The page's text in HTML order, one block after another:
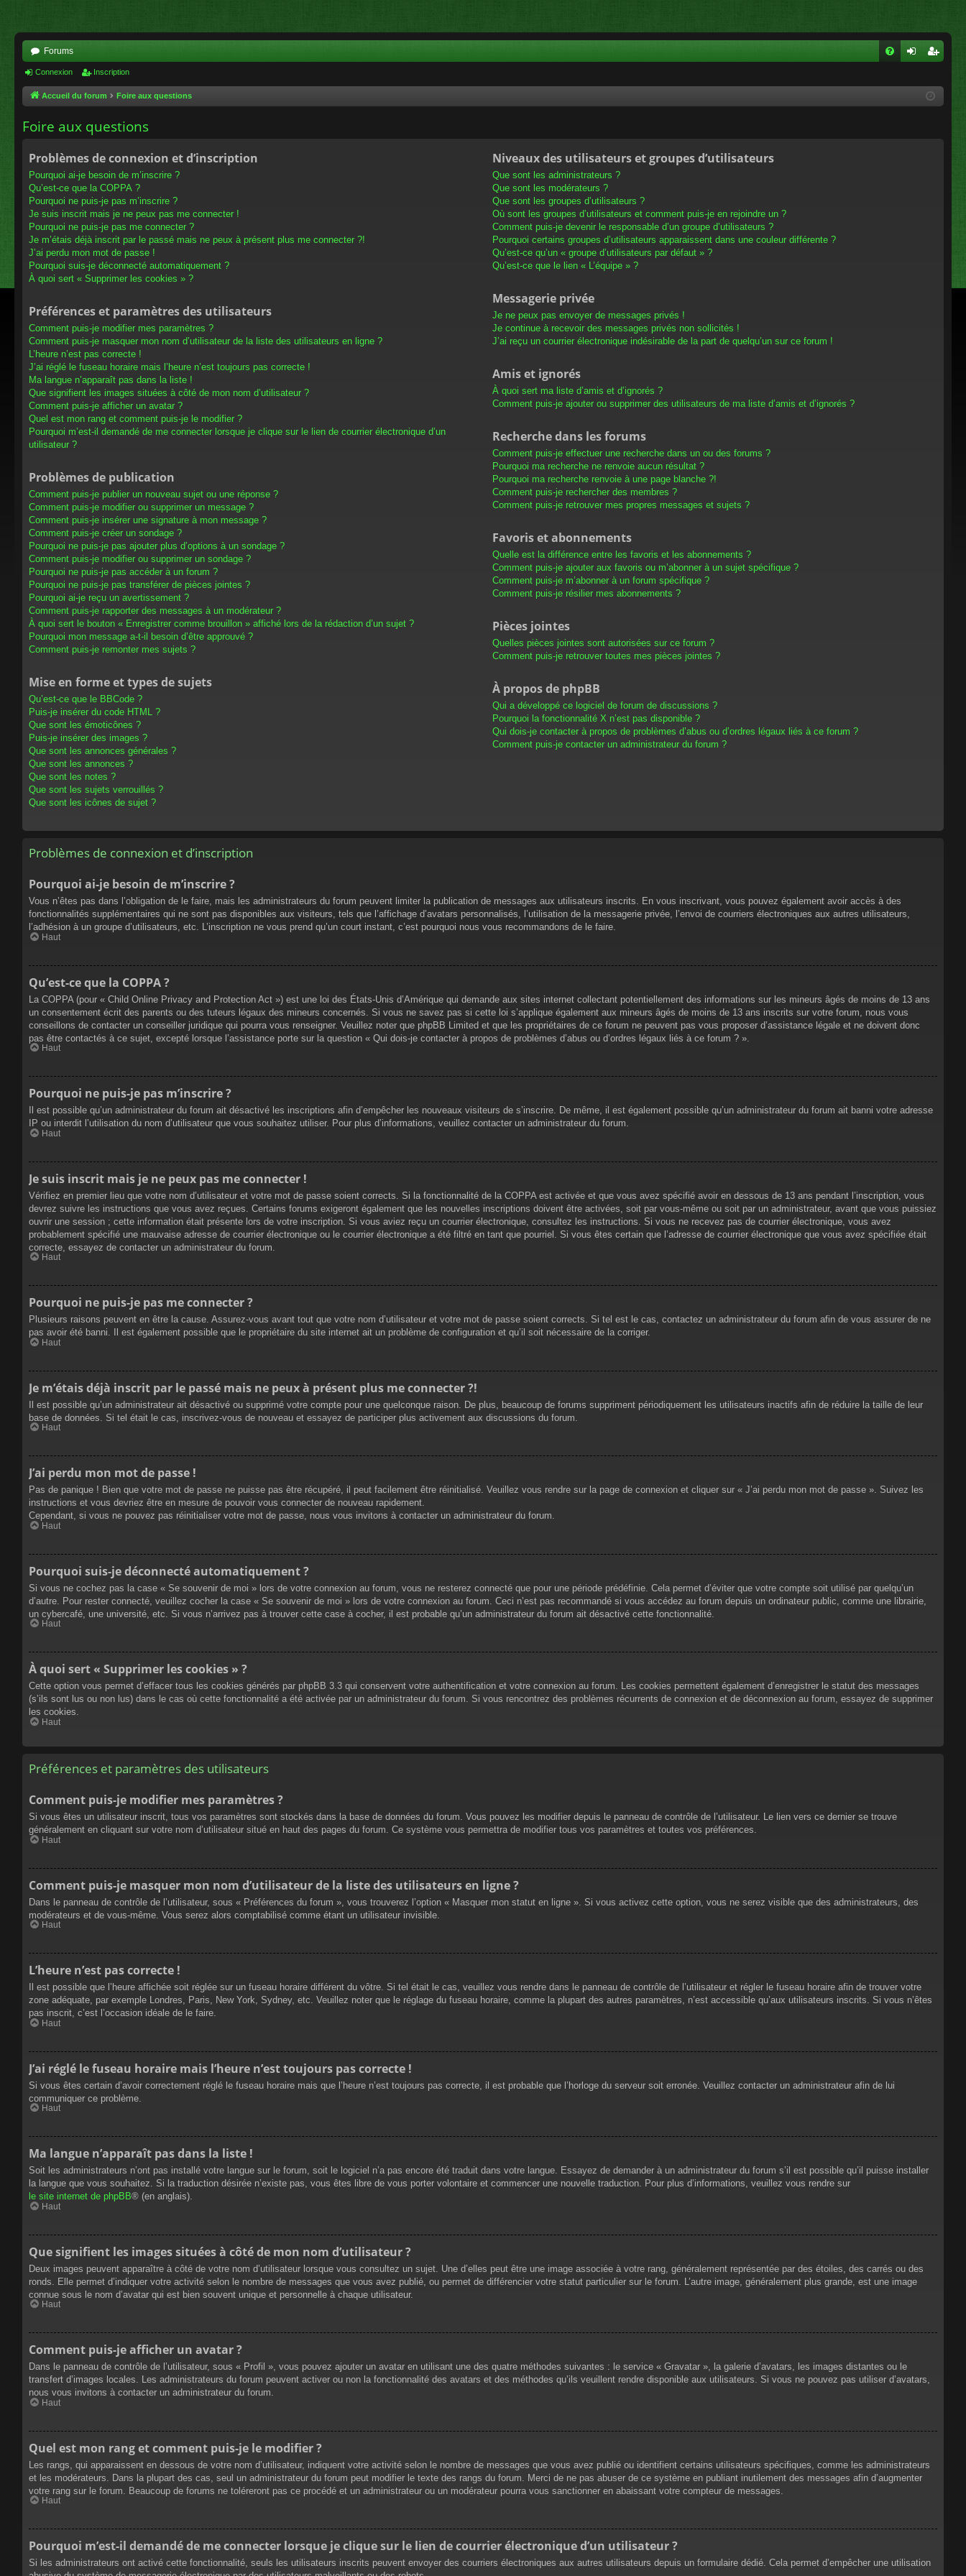
Forums
cri
Connexion Inscription
Accueil du forum Foire aux questions
Foire aux questions
Problèmes de connexion et d’inscription
Pourquoi ai-je besoin de m’inscrire ?
Qu’est-ce que la COPPA ?
Pourquoi ne puis-je pas m’inscrire ?
Je suis inscrit mais je ne peux pas me connecter !
Pourquoi ne puis-je pas me connecter ?
Je m’étais déjà inscrit par le passé mais ne peux à présent plus me connecter ?!
J’ai perdu mon mot de passe !
Pourquoi suis-je déconnecté automatiquement ?
À quoi sert « Supprimer les cookies » ?
Préférences et paramètres des utilisateurs
Comment puis-je modifier mes paramètres ?
Comment puis-je masquer mon nom d’utilisateur de la liste des utilisateurs en ligne ?
L’heure n’est pas correcte !
J’ai réglé le fuseau horaire mais l’heure n’est toujours pas correcte !
Ma langue n’apparaît pas dans la liste !
Que signifient les images situées à côté de mon nom d’utilisateur ?
Comment puis-je afficher un avatar ?
Quel est mon rang et comment puis-je le modifier ?
Pourquoi m’est-il demandé de me connecter lorsque je clique sur le lien de courrier électronique d’un
utilisateur ?
Problèmes de publication
Comment puis-je publier un nouveau sujet ou une réponse ?
Comment puis-je modifier ou supprimer un message ?
Comment puis-je insérer une signature à mon message ?
Comment puis-je créer un sondage ?
Pourquoi ne puis-je pas ajouter plus d’options à un sondage ?
Comment puis-je modifier ou supprimer un sondage ?
Pourquoi ne puis-je pas accéder à un forum ?
Pourquoi ne puis-je pas transférer de pièces jointes ?
Pourquoi ai-je reçu un avertissement ?
Comment puis-je rapporter des messages à un modérateur ?
À quoi sert le bouton « Enregistrer comme brouillon » affiché lors de la rédaction d’un sujet ?
Pourquoi mon message a-t-il besoin d’être approuvé ?
Comment puis-je remonter mes sujets ?
Mise en forme et types de sujets
Qu’est-ce que le BBCode ?
Puis-je insérer du code HTML ?
Que sont les émoticônes ?
Puis-je insérer des images ?
Que sont les annonces générales ?
Que sont les annonces ?
Que sont les notes ?
Que sont les sujets verrouillés ?
Que sont les icônes de sujet ?
Niveaux des utilisateurs et groupes d’utilisateurs
Que sont les administrateurs ?
Que sont les modérateurs ?
Que sont les groupes d’utilisateurs ?
Où sont les groupes d’utilisateurs et comment puis-je en rejoindre un ?
Comment puis-je devenir le responsable d’un groupe d’utilisateurs ?
Pourquoi certains groupes d’utilisateurs apparaissent dans une couleur différente ?
Qu’est-ce qu’un « groupe d’utilisateurs par défaut » ?
Qu’est-ce que le lien « L’équipe » ?
Messagerie privée
Je ne peux pas envoyer de messages privés !
Je continue à recevoir des messages privés non sollicités !
J’ai reçu un courrier électronique indésirable de la part de quelqu’un sur ce forum !
Amis et ignorés
À quoi sert ma liste d’amis et d’ignorés ?
Comment puis-je ajouter ou supprimer des utilisateurs de ma liste d’amis et d’ignorés ?
Recherche dans les forums
Comment puis-je effectuer une recherche dans un ou des forums ?
Pourquoi ma recherche ne renvoie aucun résultat ?
Pourquoi ma recherche renvoie à une page blanche ?!
Comment puis-je rechercher des membres ?
Comment puis-je retrouver mes propres messages et sujets ?
Favoris et abonnements
Quelle est la différence entre les favoris et les abonnements ?
Comment puis-je ajouter aux favoris ou m’abonner à un sujet spécifique ?
Comment puis-je m’abonner à un forum spécifique ?
Comment puis-je résilier mes abonnements ?
Pièces jointes
Quelles pièces jointes sont autorisées sur ce forum ?
Comment puis-je retrouver toutes mes pièces jointes ?
À propos de phpBB
Qui a développé ce logiciel de forum de discussions ?
Pourquoi la fonctionnalité X n’est pas disponible ?
Qui dois-je contacter à propos de problèmes d’abus ou d’ordres légaux liés à ce forum ?
Comment puis-je contacter un administrateur du forum ?
Problèmes de connexion et d’inscription
Pourquoi ai-je besoin de m’inscrire ?
Vous n’êtes pas dans l’obligation de le faire, mais les administrateurs du forum peuvent limiter la publication de messages aux utilisateurs inscrits. En vous inscrivant, vous pouvez également avoir accès à des
fonctionnalités supplémentaires qui ne sont pas disponibles aux visiteurs, tels que l’affichage d’avatars personnalisés, l’utilisation de la messagerie privée, l’envoi de courriers électroniques aux autres utilisateurs,
l’adhésion à un groupe d’utilisateurs, etc. L’inscription ne vous prend qu’un court instant, c’est pourquoi nous vous recommandons de le faire.
Haut
Qu’est-ce que la COPPA ?
La COPPA (pour « Child Online Privacy and Protection Act ») est une loi des États-Unis d’Amérique qui demande aux sites internet collectant potentiellement des informations sur les mineurs âgés de moins de 13 ans
un consentement écrit des parents ou des tuteurs légaux des mineurs concernés. Si vous ne savez pas si cette loi s’applique également aux mineurs âgés de moins de 13 ans inscrits sur votre forum, nous vous
conseillons de contacter un conseiller juridique qui pourra vous renseigner. Veuillez noter que phpBB Limited et que les propriétaires de ce forum ne peuvent pas vous proposer d’assistance légale et ne doivent donc
pas être contactés à ce sujet, excepté lorsque l’assistance porte sur la question « Qui dois-je contacter à propos de problèmes d’abus ou d’ordres légaux liés à ce forum ? ».
Haut
Pourquoi ne puis-je pas m’inscrire ?
Il est possible qu’un administrateur du forum ait désactivé les inscriptions afin d’empêcher les nouveaux visiteurs de s’inscrire. De même, il est également possible qu’un administrateur du forum ait banni votre adresse
IP ou interdit l’utilisation du nom d’utilisateur que vous souhaitez utiliser. Pour plus d’informations, veuillez contacter un administrateur du forum.
Haut
Je suis inscrit mais je ne peux pas me connecter !
Vérifiez en premier lieu que votre nom d’utilisateur et votre mot de passe soient corrects. Si la fonctionnalité de la COPPA est activée et que vous avez spécifié avoir en dessous de 13 ans pendant l’inscription, vous
devrez suivre les instructions que vous avez reçues. Certains forums exigeront également que les nouvelles inscriptions doivent être activées, soit par vous-même ou soit par un administrateur, avant que vous puissiez
ouvrir une session ; cette information était présente lors de votre inscription. Si vous aviez reçu un courrier électronique, consultez les instructions. Si vous ne recevez pas de courrier électronique, vous avez
probablement spécifié une mauvaise adresse de courrier électronique ou le courrier électronique a été filtré en tant que pourriel. Si vous êtes certain que l’adresse de courrier électronique que vous avez spécifiée était
correcte, essayez de contacter un administrateur du forum.
Haut
Pourquoi ne puis-je pas me connecter ?
Plusieurs raisons peuvent en être la cause. Assurez-vous avant tout que votre nom d’utilisateur et votre mot de passe soient corrects. Si tel est le cas, contactez un administrateur du forum afin de vous assurer de ne
pas avoir été banni. Il est également possible que le propriétaire du site internet ait un problème de configuration et qu’il soit nécessaire de la corriger.
Haut
Je m’étais déjà inscrit par le passé mais ne peux à présent plus me connecter ?!
Il est possible qu’un administrateur ait désactivé ou supprimé votre compte pour une quelconque raison. De plus, beaucoup de forums suppriment périodiquement les utilisateurs inactifs afin de réduire la taille de leur
base de données. Si tel était le cas, inscrivez-vous de nouveau et essayez de participer plus activement aux discussions du forum.
Haut
J’ai perdu mon mot de passe !
Pas de panique ! Bien que votre mot de passe ne puisse pas être récupéré, il peut facilement être réinitialisé. Veuillez vous rendre sur la page de connexion et cliquer sur « J’ai perdu mon mot de passe ». Suivez les
instructions et vous devriez être en mesure de pouvoir vous connecter de nouveau rapidement.
Cependant, si vous ne pouvez pas réinitialiser votre mot de passe, nous vous invitons à contacter un administrateur du forum.
Haut
Pourquoi suis-je déconnecté automatiquement ?
Si vous ne cochez pas la case « Se souvenir de moi » lors de votre connexion au forum, vous ne resterez connecté que pour une période prédéfinie. Cela permet d’éviter que votre compte soit utilisé par quelqu’un
d’autre. Pour rester connecté, veuillez cocher la case « Se souvenir de moi » lors de votre connexion au forum. Ceci n’est pas recommandé si vous accédez au forum depuis un ordinateur public, comme une librairie,
un cybercafé, une université, etc. Si vous n’arrivez pas à trouver cette case à cocher, il est probable qu’un administrateur du forum ait désactivé cette fonctionnalité.
Haut
À quoi sert « Supprimer les cookies » ?
Cette option vous permet d’effacer tous les cookies générés par phpBB 3.3 qui conservent votre authentification et votre connexion au forum. Les cookies permettent également d’enregistrer le statut des messages
(s’ils sont lus ou non lus) dans le cas où cette fonctionnalité a été activée par un administrateur du forum. Si vous rencontrez des problèmes récurrents de connexion et de déconnexion au forum, essayez de supprimer
les cookies.
Haut
Préférences et paramètres des utilisateurs
Comment puis-je modifier mes paramètres ?
Si vous êtes un utilisateur inscrit, tous vos paramètres sont stockés dans la base de données du forum. Vous pouvez les modifier depuis le panneau de contrôle de l’utilisateur. Le lien vers ce dernier se trouve
généralement en cliquant sur votre nom d’utilisateur situé en haut des pages du forum. Ce système vous permettra de modifier tous vos paramètres et toutes vos préférences.
Haut
Comment puis-je masquer mon nom d’utilisateur de la liste des utilisateurs en ligne ?
Dans le panneau de contrôle de l’utilisateur, sous « Préférences du forum », vous trouverez l’option « Masquer mon statut en ligne ». Si vous activez cette option, vous ne serez visible que des administrateurs, des
modérateurs et de vous-même. Vous serez alors comptabilisé comme étant un utilisateur invisible.
Haut
L’heure n’est pas correcte !
Il est possible que l’heure affichée soit réglée sur un fuseau horaire différent du vôtre. Si tel était le cas, veuillez vous rendre dans le panneau de contrôle de l’utilisateur et régler le fuseau horaire afin de trouver votre
zone adéquate, par exemple Londres, Paris, New York, Sydney, etc. Veuillez noter que le réglage du fuseau horaire, comme la plupart des autres paramètres, n’est accessible qu’aux utilisateurs inscrits. Si vous n’êtes
pas inscrit, c’est l’occasion idéale de le faire.
Haut
J’ai réglé le fuseau horaire mais l’heure n’est toujours pas correcte !
Si vous êtes certain d’avoir correctement réglé le fuseau horaire mais que l’heure n’est toujours pas correcte, il est probable que l’horloge du serveur soit erronée. Veuillez contacter un administrateur afin de lui
communiquer ce problème.
Haut
Ma langue n’apparaît pas dans la liste !
Soit les administrateurs n’ont pas installé votre langue sur le forum, soit le logiciel n’a pas encore été traduit dans votre langue. Essayez de demander à un administrateur du forum s’il est possible qu’il puisse installer
la langue que vous souhaitez. Si la traduction désirée n’existe pas, vous êtes libre de vous porter volontaire et commencer une nouvelle traduction. Pour plus d’informations, veuillez vous rendre sur
le site internet de phpBB® (en anglais).
Haut
Que signifient les images situées à côté de mon nom d’utilisateur ?
Deux images peuvent apparaître à côté de votre nom d’utilisateur lorsque vous consultez un sujet. Une d’elles peut être une image associée à votre rang, généralement représentée par des étoiles, des carrés ou des
ronds. Elle permet d’indiquer votre activité selon le nombre de messages que vous avez publié, ou permet de différencier votre statut particulier sur le forum. L’autre image, généralement plus grande, est une image
connue sous le nom d’avatar qui est bien souvent unique et personnelle à chaque utilisateur.
Haut
Comment puis-je afficher un avatar ?
Dans le panneau de contrôle de l’utilisateur, sous « Profil », vous pouvez ajouter un avatar en utilisant une des quatre méthodes suivantes : le service « Gravatar », la galerie d’avatars, les images distantes ou le
transfert d’images locales. Les administrateurs du forum peuvent activer ou non la fonctionnalité des avatars et des méthodes qu’ils veuillent rendre disponible aux utilisateurs. Si vous ne pouvez pas utiliser d’avatars,
nous vous invitons à contacter un administrateur du forum.
Haut
Quel est mon rang et comment puis-je le modifier ?
Les rangs, qui apparaissent en dessous de votre nom d’utilisateur, indiquent votre activité selon le nombre de messages que vous avez publié ou identifient certains utilisateurs spécifiques, comme les administrateurs
et les modérateurs. Dans la plupart des cas, seul un administrateur du forum peut modifier le texte des rangs du forum. Merci de ne pas abuser de ce système en publiant inutilement des messages afin d’augmenter
votre rang sur le forum. Beaucoup de forums ne toléreront pas ce procédé et un administrateur ou un modérateur pourra vous sanctionner en abaissant votre compteur de messages.
Haut
Pourquoi m’est-il demandé de me connecter lorsque je clique sur le lien de courrier électronique d’un utilisateur ?
Si les administrateurs ont activé cette fonctionnalité, seuls les utilisateurs inscrits peuvent envoyer des courriers électroniques aux autres utilisateurs depuis un formulaire dédié. Cela permet d’empêcher une utilisation